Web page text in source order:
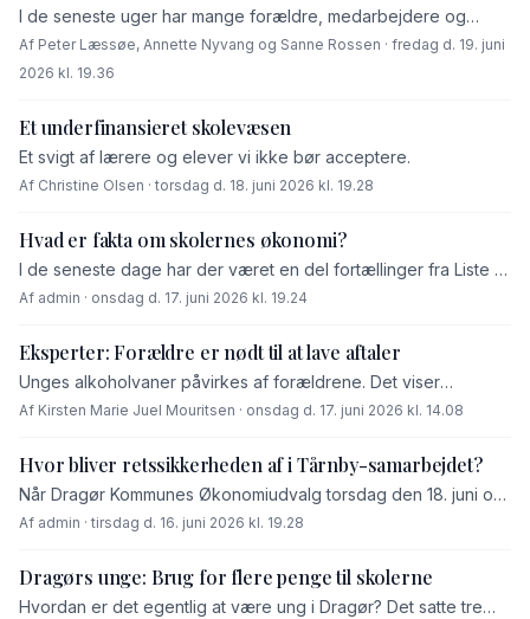
I de seneste uger har mange forældre, medarbejdere og
borgere fået øjnene op for, at kommunens skoler står over for
besparelser på 3,5 millioner kroner. Det er godt, at debatten
Af Peter Læssøe, Annette Nyvang og Sanne Rossen · fredag d. 19. juni
2026 kl. 19.36
Et underfinansieret skolevæsen
Et svigt af lærere og elever vi ikke bør acceptere.
Af Christine Olsen · torsdag d. 18. juni 2026 kl. 19.28
Hvad er fakta om skolernes økonomi?
I de seneste dage har der været en del fortællinger fra Liste T
om store besparelser på skolerne i Dragør – og om, at det kan
Af admin · onsdag d. 17. juni 2026 kl. 19.24
Eksperter: Forældre er nødt til at lave aftaler
Unges alkoholvaner påvirkes af forældrene. Det viser
forskningen, fortæller to forskellige eksperter, der opfordrer
Kommunen kan bakke op med flere alkoholfrie alternativer.
Af Kirsten Marie Juel Mouritsen · onsdag d. 17. juni 2026 kl. 14.08
Hvor bliver retssikkerheden af i Tårnby-samarbejdet?
Når Dragør Kommunes Økonomiudvalg torsdag den 18. juni og
kommunalbestyrelsen torsdag den 25. juni skal behandle et
administration. Men bag de […]
Af admin · tirsdag d. 16. juni 2026 kl. 19.28
Dragørs unge: Brug for flere penge til skolerne
Hvordan er det egentlig at være ung i Dragør? Det satte tre